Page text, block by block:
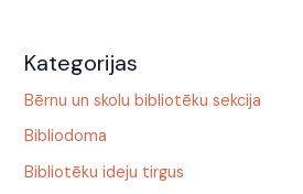
Kategorijas
Bērnu un skolu bibliotēku sekcija
Bibliodoma
Bibliotēku ideju tirgus